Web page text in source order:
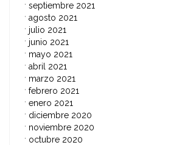
septiembre 2021
agosto 2021
julio 2021
junio 2021
mayo 2021
abril 2021
marzo 2021
febrero 2021
enero 2021
diciembre 2020
noviembre 2020
octubre 2020